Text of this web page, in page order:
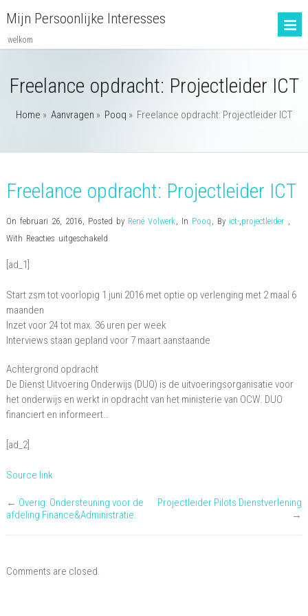
Mijn Persoonlijke Interesses
welkom
Freelance opdracht: Projectleider ICT
Home » Aanvragen » Pooq » Freelance opdracht: Projectleider ICT
Freelance opdracht: Projectleider ICT
On februari 26, 2016, Posted by René Volwerk, In Pooq , By ict-,projectleider ,
With Reacties uitgeschakeldvoor
Projectleider
[ad_1]
Start zsm tot voorlopig 1 juni 2016 met optie op verlenging met 2 maal 6
maanden
Inzet voor 24 tot max. 36 uren per week
Interviews staan gepland voor 7 maart aanstaande
Achtergrond opdracht
De Dienst Uitvoering Onderwijs (DUO) is de uitvoeringsorganisatie voor
het onderwijs en werkt in opdracht van het ministerie van OCW. DUO
financiert en informeert…
[ad_2]
Source link
← Overig: Ondersteuning voor de
afdeling Finance&Administratie.
Projectleider Pilots Dienstverlening
→
Comments are closed.